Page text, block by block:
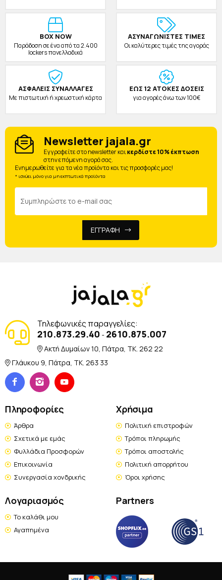
BOX NOW
Παράδοση σε ένα από τα 2.400
lockers πανελλαδικά
ΑΣΥΝΑΓΩΝΙΣΤΕΣ ΤΙΜΕΣ
Οι καλύτερες τιμές της αγοράς
ΑΣΦΑΛΕΙΣ ΣΥΝΑΛΛΑΓΕΣ
Με πιστωτική ή χρεωστική κάρτα
ΕΩΣ 12 ΑΤΟΚΕΣ ΔΟΣΕΙΣ
για αγορές άνω των 100€
Newsletter jajala.gr
Eγγραφείτε στο newsletter καικερδίστε 10% έκπτωση
στην επόμενη αγορά σας.
Ενημερωθείτε για τα νέα προϊόντα και τις προσφορές μας!
* ισχύει μόνο για μη εκπτωτικά προϊόντα
ΕΓΓΡΑΦΗ
Τηλεφωνικές παραγγελίες:
210.873.29.40 - 2610.875.007
Ακτή Δυμαίων 10, Πάτρα, TK. 262 22
Γλάυκου 9, Πάτρα, TK. 263 33
Πληροφορίες
Άρθρα
Σχετικά με εμάς
Φυλλάδια Προσφορών
Επικοινωνία
Συνεργασία χονδρικής
Χρήσιμα
Πολιτική επιστροφών
Τρόποι πληρωμής
Τρόποι αποστολής
Πολιτική απορρήτου
Όροι χρήσης
Λογαριασμός
Το καλάθι μου
Αγαπημένα
Partners